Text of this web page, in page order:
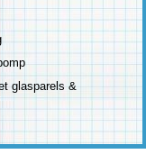
glasparels &